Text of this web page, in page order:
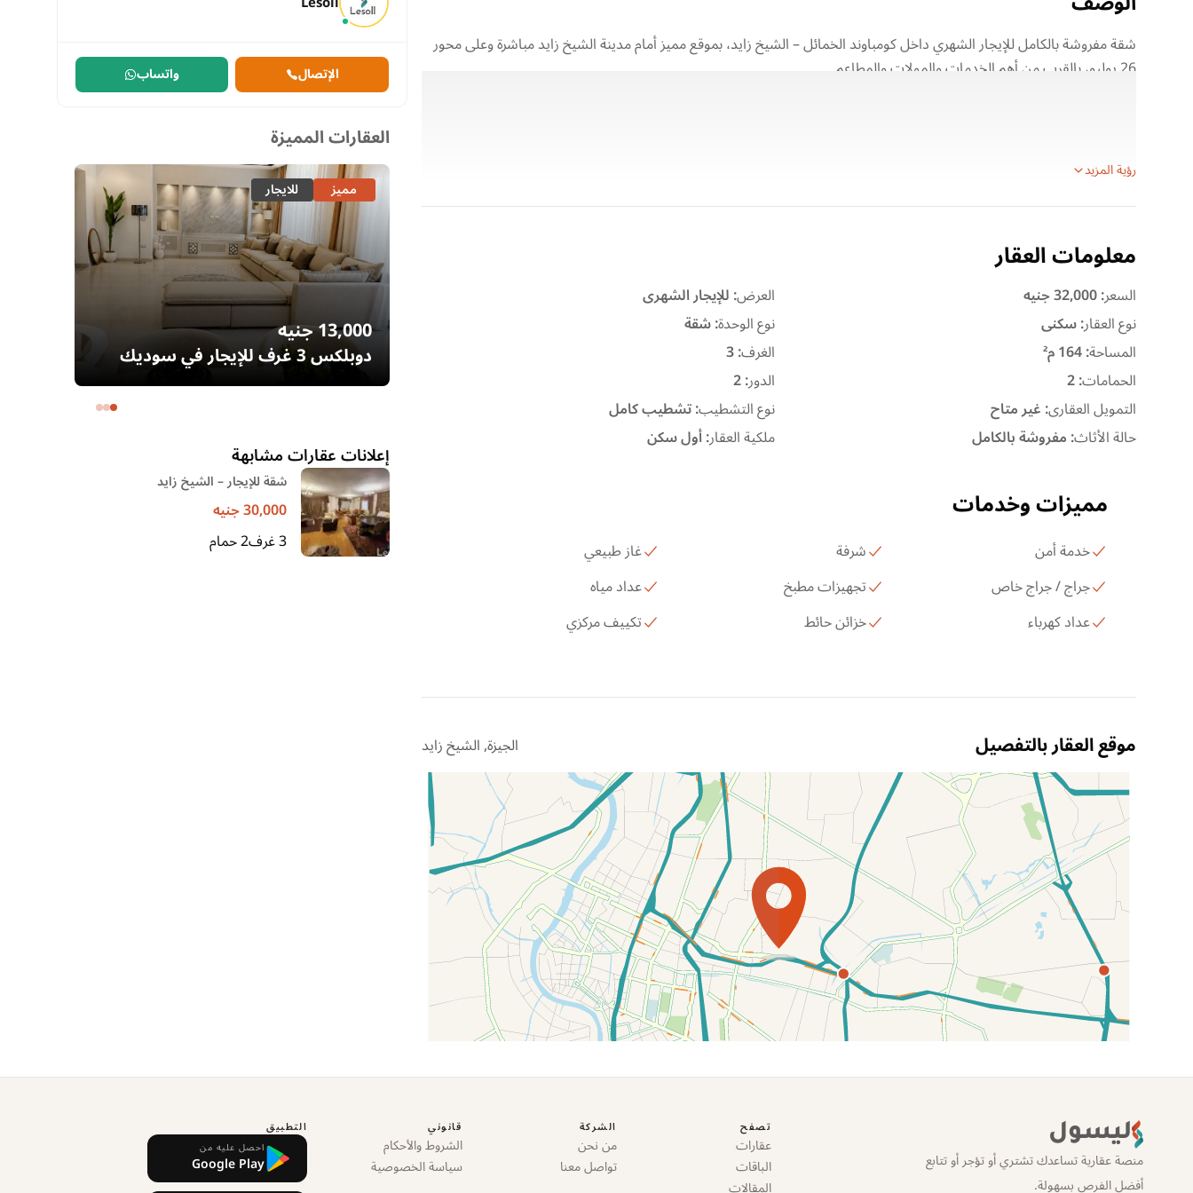
شقة مفروشة بالكامل للإيجار الشهري داخل كومباوند الخمائل – الشيخ زايد، بموقع مميز أمام مدينة الشيخ زايد مباشرة وعلى محور
26 يوليو، بالقرب من أهم الخدمات والمولات والمطاعم.
رؤية المزيد
معلومات العقار
السعر:32,000 جنيه العرض:للإيجار الشهرى
نوع العقار:سكنى نوع الوحدة:شقة
المساحة:164 م² الغرف:
3
الحمامات:
2 الدور:
2
التمويل العقارى:غير متاح نوع التشطيب:تشطيب كامل
حالة الأثاث:مفروشة بالكامل ملكية العقار:أول سكن
مميزات وخدمات
خدمة أمن شرفة
غاز طبيعي
جراج / جراج خاص
تجهيزات مطبخ
عداد مياه
عداد كهرباء
خزائن حائط تكييف مركزي
موقع العقار بالتفصيل الجيزة, الشيخ زايد
الموقع عل الخريطة
الإتصال واتساب
العقارات المميزة
مميز للايجار
13,000جنيه
دوبلكس 3 غرف للإيجار في سوديك
إيستاون – التجمع الخامس | غرفة ناني
إعلانات عقارات مشابهة
شقة للإيجار – الشيخ زايد
30,000جنيه
3غرف2حمام
ليسول
منصة عقارية تساعدك تشتري أو تؤجر أو تتابع
أفضل الفرص بسهولة.
تصفح
عقارات
الباقات
الشركة
من نحن
تواصل معنا
قانوني
الشروط والأحكام
سياسة الخصوصية
التطبيق
احصل عليه من
Google Play